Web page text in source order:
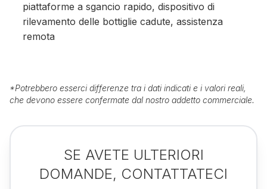
piattaforme a sgancio rapido, dispositivo di
rilevamento delle bottiglie cadute, assistenza
remota
*Potrebbero esserci differenze tra i dati indicati e i valori reali,
che devono essere confermate dal nostro addetto commerciale.
SE AVETE ULTERIORI
DOMANDE, CONTATTATECI